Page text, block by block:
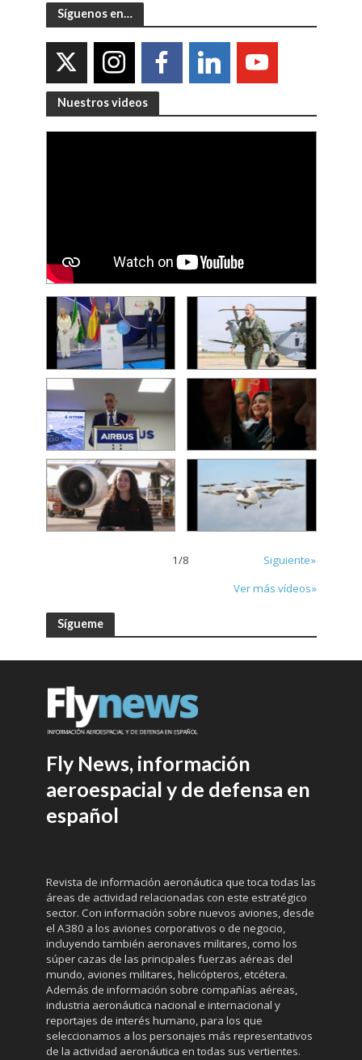
Síguenos en…
Nuestros videos
1/8
Siguiente»
Ver más vídeos»
Sígueme
Fly News, información
aeroespacial y de defensa en
español
Revista de información aeronáutica que toca todas las
áreas de actividad relacionadas con este estratégico
sector. Con información sobre nuevos aviones, desde
el A380 a los aviones corporativos o de negocio,
incluyendo también aeronaves militares, como los
súper cazas de las principales fuerzas aéreas del
mundo, aviones militares, helicópteros, etcétera.
Además de información sobre compañías aéreas,
industria aeronáutica nacional e internacional y
reportajes de interés humano, para los que
seleccionamos a los personajes más representativos
de la actividad aeronáutica en todas sus vertientes.